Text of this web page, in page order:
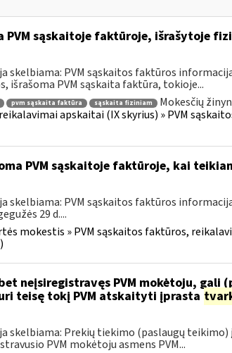
sąskaitoje faktūroje, išrašytoje
skelbiama: PVM sąskaitos faktūros
išrašoma PVM sąskaita faktūra, tokioje...
pvm sąskaita faktūra sąskaita fiziniam Mokesčių
apskaitai (IX skyrius) » PVM
PVM sąskaitoje faktūroje, kai
skelbiama: PVM sąskaitos faktūros
29 d....
mokestis » PVM sąskaitos faktūros,
neįsiregistravęs PVM mokėtoju, gali
teisę tokį PVM atskaityti įprasta
skelbiama: Prekių tiekimo (paslaugų
PVM mokėtoju asmens PVM...